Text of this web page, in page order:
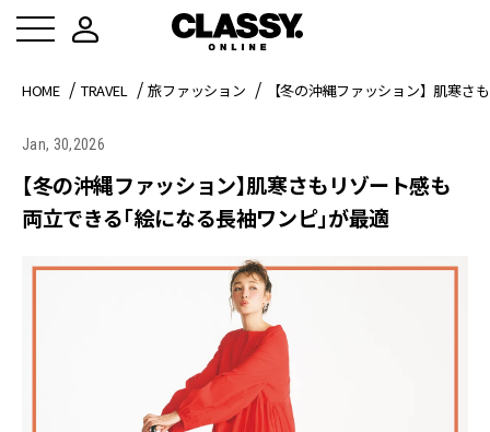
HOME TRAVEL 旅ファッション 【冬の沖縄ファッション】肌寒さ
Jan, 30,2026
【冬の沖縄ファッション】肌寒さもリゾート感も
両立できる「絵になる長袖ワンピ」が最適